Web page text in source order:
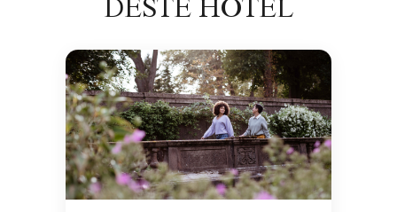
DESTE HOTEL